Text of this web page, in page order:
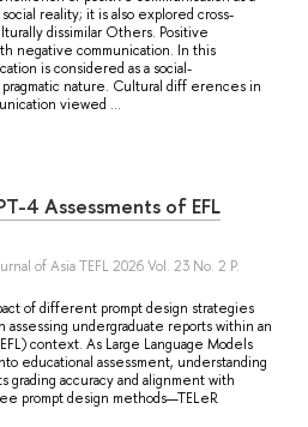
reality; it is also explored cross-
dissimilar Others. Positive
negative communication. In this
is considered as a social-
nature. Cultural diff erences in
viewed ...
4 Assessments of EFL
of Asia TEFL 2026 Vol. 23 No. 2 P.
of different prompt design strategies
undergraduate reports within an
context. As Large Language Models
educational assessment, understanding
accuracy and alignment with
prompt design methods—TELeR